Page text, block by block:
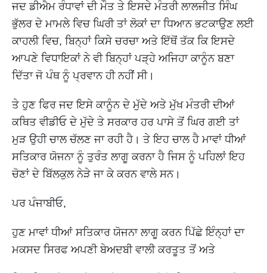
ਜਦ ਡੀਐਮ ਰੰਧਾਵਾਂ ਦੀ ਮੌਤ ਤੇ ਇਸਦੇ ਮੰਤਰੀ ਲਾਲਜੀਤ ਸਿੰਘ
ਭੁੱਲਰ ਦੇ ਮਾਮਲੇ ਵਿਚ ਘਿਰੀ ਤਾਂ ਲੋਕਾਂ ਦਾ ਧਿਆਨ ਭਟਕਾਉਣ ਲਈ
ਕਾਹਲੀ ਵਿਚ, ਬਿਨ੍ਹਾਂ ਕਿਸੇ ਚਰਚਾ ਅਤੇ ਇੱਥੋਂ ਤੱਕ ਕਿ ਇਸਦੇ
ਆਪਣੇ ਵਿਧਾਇਕਾਂ ਨੇ ਵੀ ਬਿਨ੍ਹਾਂ ਪੜ੍ਹੇ ਅਜਿਹਾ ਕਾਨੂੰਨ ਬਣਾ
ਦਿੱਤਾ ਜੋ ਪੰਥ ਨੂੰ ਪ੍ਰਵਾਨ ਹੀ ਨਹੀਂ ਸੀ।
ਤੇ ਹੁਣ ਫਿਰ ਜਦ ਇਸੇ ਕਾਨੂੰਨ ਦੇ ਮੁੱਦੇ ਅਤੇ ਮੁੱਖ ਮੰਤਰੀ ਦੀਆਂ
ਕਥਿਤ ਵੀਡੀਓ ਦੇ ਮੁੱਦੇ ਤੇ ਸਰਕਾਰ ਹਰ ਪਾਸੇ ਤੋਂ ਘਿਰ ਗਈ ਤਾਂ
ਮੁੜ ਉਹੀ ਚਾਲ ਚੱਲਣ ਜਾ ਰਹੀ ਹੈ। ਤੇ ਇਹ ਚਾਲ ਹੈ ਮਾਵਾਂ ਧੀਆਂ
ਸਤਿਕਾਰ ਯੋਜਨਾ ਨੂੰ ਤੁਰੰਤ ਲਾਗੂ ਕਰਨਾ ਹੈ ਜਿਸ ਨੂੰ ਪਹਿਲਾਂ ਇਹ
ਚੋਣਾਂ ਦੇ ਬਿੱਲਕੁਲ ਨੇੜੇ ਜਾ ਕੇ ਕਰਨ ਵਾਲੇ ਸਨ।
ਪਰ ਪੰਜਾਬੀਓ,
ਹੁਣ ਮਾਵਾਂ ਧੀਆਂ ਸਤਿਕਾਰ ਯੋਜਨਾ ਲਾਗੂ ਕਰਨ ਪਿੱਛੇ ਇੰਨ੍ਹਾਂ ਦਾ
ਮਕਸਦ ਸਿਰਫ ਅਪਣੀ ਬੇਅਦਬੀ ਵਾਲੀ ਕਰਤੂਤ ਤੋਂ ਅਤੇ